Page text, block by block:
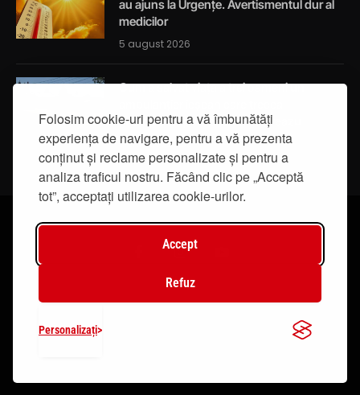
Folosim cookie-uri pentru a vă îmbunătăți
experiența de navigare, pentru a vă prezenta
conținut și reclame personalizate și pentru a
analiza traficul nostru. Făcând clic pe „Acceptă
tot”, acceptați utilizarea cookie-urilor.
Accept
Refuz
Personalizați
au ajuns la Urgențe. Avertismentul dur al
medicilor
5 august 2026
Cum a salvat viața a trei oameni un
întâmplător prin localitatea Breazu
5 august 2026
© 2019 - IasiTV Life. Toate drepturile rezervate.